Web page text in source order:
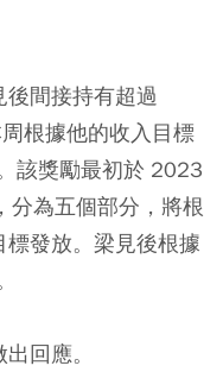
間接持有超過
根據他的收入目標
該獎勵最初於 2023
為五個部分，將根
發放。梁見後根據
回應。